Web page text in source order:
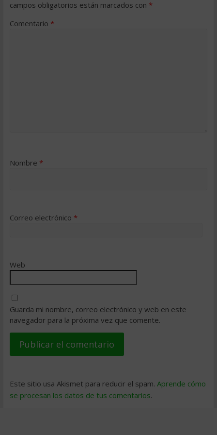
campos obligatorios están marcados con *
Comentario *
Nombre *
Correo electrónico *
Web
Guarda mi nombre, correo electrónico y web en este
navegador para la próxima vez que comente.
Este sitio usa Akismet para reducir el spam. Aprende cómo
se procesan los datos de tus comentarios.